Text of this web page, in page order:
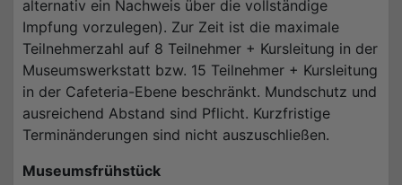
alternativ ein Nachweis über die vollständige
Impfung vorzulegen). Zur Zeit ist die maximale
Teilnehmerzahl auf 8 Teilnehmer + Kursleitung in der
Museumswerkstatt bzw. 15 Teilnehmer + Kursleitung
in der Cafeteria-Ebene beschränkt. Mundschutz und
ausreichend Abstand sind Pflicht. Kurzfristige
Terminänderungen sind nicht auszuschließen.
Museumsfrühstück